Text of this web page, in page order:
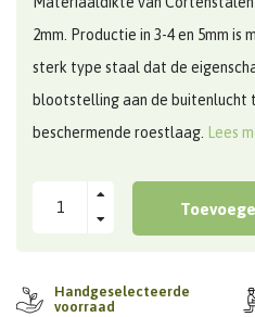
2mm. Productie in 3-4 en 5mm is
sterk type staal dat de
blootstelling aan de buitenlucht
beschermende roestlaag. Lees
Handgeselecteerde
voorraad